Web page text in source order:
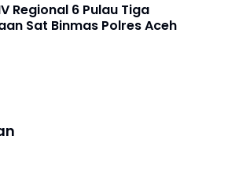
Regional 6 Pulau Tiga
Sat Binmas Polres Aceh